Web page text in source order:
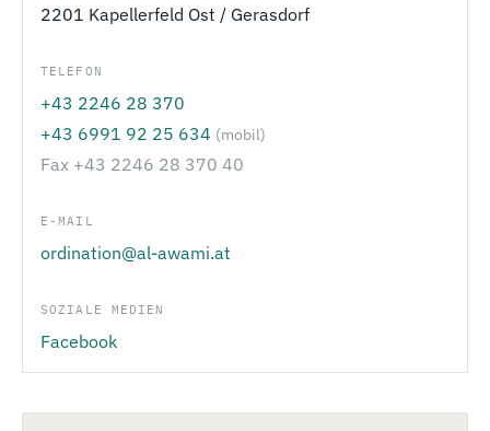
2201 Kapellerfeld Ost / Gerasdorf
TELEFON
+43 2246 28 370
+43 6991 92 25 634 (mobil)
Fax +43 2246 28 370 40
E-MAIL
ordination@al-awami.at
SOZIALE MEDIEN
Facebook